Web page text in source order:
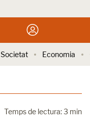
Societat Economia
Temps de lectura: 3 min